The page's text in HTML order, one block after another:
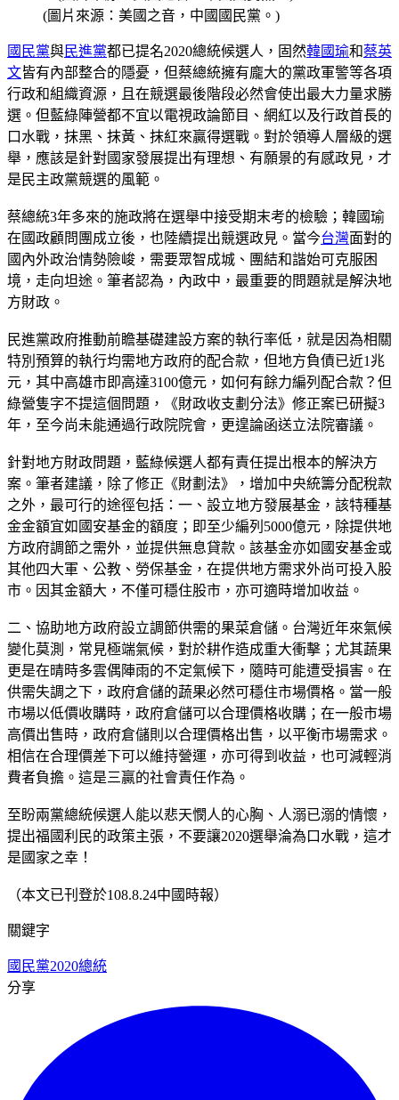
(圖片來源：美國之音，中國國民黨。)
國民黨與民進黨都已提名2020總統候選人，固然韓國瑜和蔡英
文皆有內部整合的隱憂，但蔡總統擁有龐大的黨政軍警等各項
行政和組織資源，且在競選最後階段必然會使出最大力量求勝
選。但藍綠陣營都不宜以電視政論節目、網紅以及行政首長的
口水戰，抹黑、抹黃、抹紅來贏得選戰。對於領導人層級的選
舉，應該是針對國家發展提出有理想、有願景的有感政見，才
是民主政黨競選的風範。
蔡總統3年多來的施政將在選舉中接受期末考的檢驗；韓國瑜
在國政顧問團成立後，也陸續提出競選政見。當今台灣面對的
國內外政治情勢險峻，需要眾智成城、團結和諧始可克服困
境，走向坦途。筆者認為，內政中，最重要的問題就是解決地
方財政。
民進黨政府推動前瞻基礎建設方案的執行率低，就是因為相關
特別預算的執行均需地方政府的配合款，但地方負債已近1兆
元，其中高雄市即高達3100億元，如何有餘力編列配合款？但
綠營隻字不提這個問題，《財政收支劃分法》修正案已研擬3
年，至今尚未能通過行政院院會，更遑論函送立法院審議。
針對地方財政問題，藍綠候選人都有責任提出根本的解決方
案。筆者建議，除了修正《財劃法》，增加中央統籌分配稅款
之外，最可行的途徑包括：一、設立地方發展基金，該特種基
金金額宜如國安基金的額度；即至少編列5000億元，除提供地
方政府調節之需外，並提供無息貸款。該基金亦如國安基金或
其他四大軍、公教、勞保基金，在提供地方需求外尚可投入股
市。因其金額大，不僅可穩住股市，亦可適時增加收益。
二、協助地方政府設立調節供需的果菜倉儲。台灣近年來氣候
變化莫測，常見極端氣候，對於耕作造成重大衝擊；尤其蔬果
更是在晴時多雲偶陣雨的不定氣候下，隨時可能遭受損害。在
供需失調之下，政府倉儲的蔬果必然可穩住市場價格。當一般
市場以低價收購時，政府倉儲可以合理價格收購；在一般市場
高價出售時，政府倉儲則以合理價格出售，以平衡市場需求。
相信在合理價差下可以維持營運，亦可得到收益，也可減輕消
費者負擔。這是三贏的社會責任作為。
至盼兩黨總統候選人能以悲天憫人的心胸、人溺已溺的情懷，
提出福國利民的政策主張，不要讓2020選舉淪為口水戰，這才
是國家之幸！
（本文已刊登於108.8.24中國時報）
關鍵字
國民黨2020總統
分享